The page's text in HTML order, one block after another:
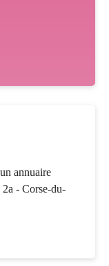
annuaire
2a - Corse-du-